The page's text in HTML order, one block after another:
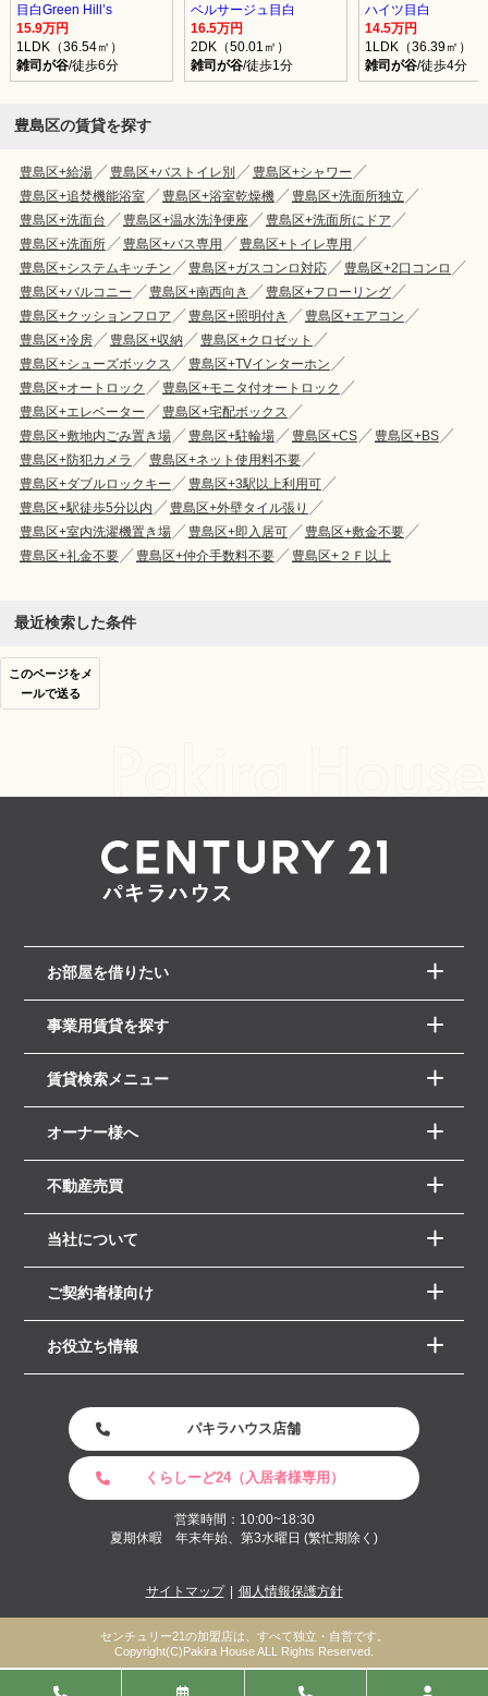
目白Green Hill’s
15.9万円
1LDK（36.54㎡）
雑司が谷/徒歩6分
ベルサージュ目白
16.5万円
2DK（50.01㎡）
雑司が谷/徒歩1分
ハイツ目白
14.5万円
1LDK（36.39㎡）
雑司が谷/徒歩4分
豊島区の賃貸を探す
豊島区+給湯 豊島区+バストイレ別
豊島区+シャワー
豊島区+追焚機能浴室
豊島区+浴室乾燥機
豊島区+洗面所独立
豊島区+洗面台
豊島区+温水洗浄便座
豊島区+洗面所にドア
豊島区+洗面所
豊島区+バス専用
豊島区+トイレ専用
豊島区+システムキッチン
豊島区+ガスコンロ対応
豊島区+2口コンロ
豊島区+バルコニー
豊島区+南西向き
豊島区+フローリング
豊島区+クッションフロア
豊島区+照明付き
豊島区+エアコン
豊島区+冷房
豊島区+収納
豊島区+クロゼット
豊島区+シューズボックス
豊島区+TVインターホン
豊島区+オートロック
豊島区+モニタ付オートロック
豊島区+エレベーター
豊島区+宅配ボックス
豊島区+敷地内ごみ置き場
豊島区+駐輪場 豊島区+CS
豊島区+BS
豊島区+防犯カメラ
豊島区+ネット使用料不要
豊島区+ダブルロックキー
豊島区+3駅以上利用可
豊島区+駅徒歩5分以内
豊島区+外壁タイル張り
豊島区+室内洗濯機置き場
豊島区+即入居可
豊島区+敷金不要
豊島区+礼金不要
豊島区+仲介手数料不要 豊島区+２Ｆ以上
最近検索した条件
このページをメ
ールで送る
お部屋を借りたい
事業用賃貸を探す
賃貸検索メニュー
オーナー様へ
不動産売買
当社について
ご契約者様向け
お役立ち情報
パキラハウス店舗
くらしーど24（入居者様専用）
営業時間：10:00~18:30
夏期休暇 年末年始、第3水曜日 (繁忙期除く)
サイトマップ 個人情報保護方針
センチュリー21の加盟店は、すべて独立・自営です。
Copyright(C)Pakira House ALL Rights Reserved.